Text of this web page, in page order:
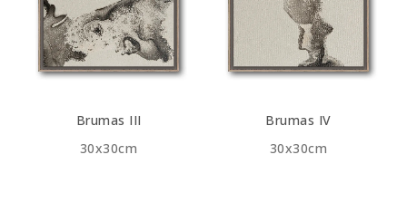
30x30cm
Brumas III
30x30cm
Brumas IV